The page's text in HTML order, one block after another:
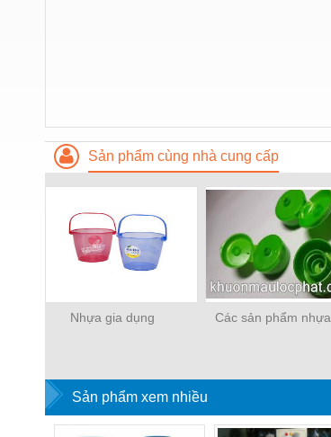
Sản phẩm cùng nhà cung cấp
Nhựa gia dụng Các sản phẩm nhựa
Sản phẩm xem nhiều